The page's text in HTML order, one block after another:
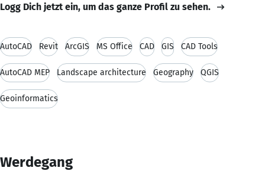
Logg Dich jetzt ein, um das ganze Profil zu sehen.
AutoCAD Revit ArcGIS MS Office CAD GIS CAD Tools
AutoCAD MEP Landscape architecture Geography QGIS
Geoinformatics
Werdegang